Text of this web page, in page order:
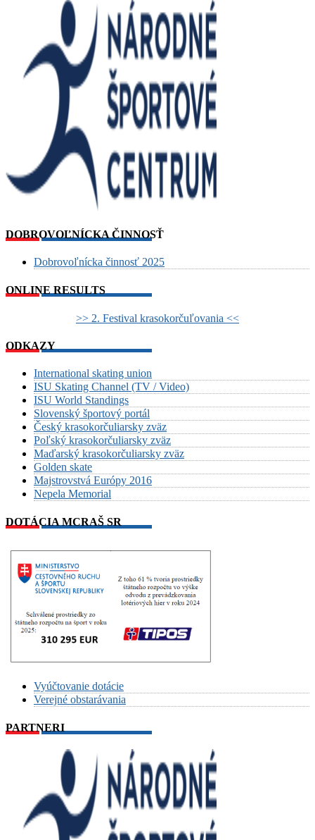
DOBROVOĽNÍCKA ČINNOSŤ
Dobrovoľnícka činnosť 2025
ONLINE RESULTS
>> 2. Festival krasokorčuľovania <<
ODKAZY
International skating union
ISU Skating Channel (TV / Video)
ISU World Standings
Slovenský športový portál
Český krasokorčuliarsky zväz
Poľský krasokorčuliarsky zväz
Maďarský krasokorčuliarsky zväz
Golden skate
Majstrovstvá Európy 2016
Nepela Memorial
DOTÁCIA MCRAŠ SR
Vyúčtovanie dotácie
Verejné obstarávania
PARTNERI